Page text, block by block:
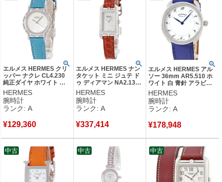
エルメス HERMES クリ
ッパー ナクレ CL4.230
純正ダイヤ ホワイト シ
ェル ギョウシェ レディ
ース 腕時計クオーツ ホ
ワイト 【中古】中古美品
HERMES
腕時計
ランク: A
¥129,360
エルメス HERMES ナン
タケット ミニ ジュテ ド
ゥ ディアマン NA2.131
純正ダイヤ シルバー 角
型 レディース 腕時計ク
オーツ シルバー 【中
古】中古美品
HERMES
腕時計
ランク: A
¥337,414
エルメス HERMES アル
ソー 36mm AR5.510 ホ
ワイト 白 青針 アラビア
メンズ レディース 腕時計
クオーツ ホワイト 【中
古】中古美品
HERMES
腕時計
ランク: A
¥178,948
中古 中古 中古